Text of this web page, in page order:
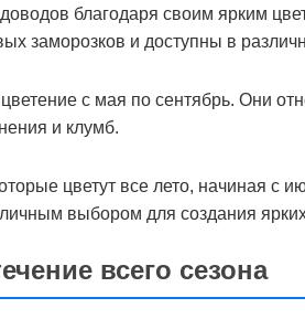
благодаря своим ярким
заморозков и доступны в
с мая по сентябрь. Они
и клумб.
цветут все лето, начиная с
выбором для создания
всего сезона